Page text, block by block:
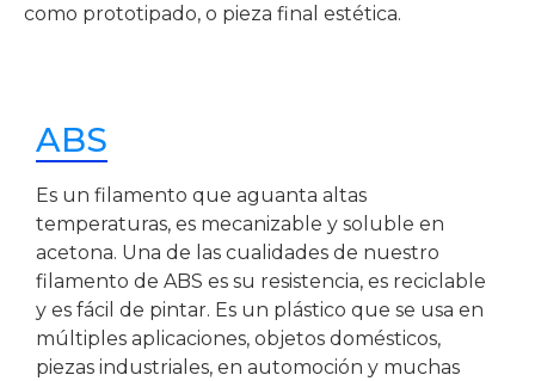
como prototipado, o pieza final estética.
ABS
Es un filamento que aguanta altas
temperaturas, es mecanizable y soluble en
acetona. Una de las cualidades de nuestro
filamento de ABS es su resistencia, es reciclable
y es fácil de pintar. Es un plástico que se usa en
múltiples aplicaciones, objetos domésticos,
piezas industriales, en automoción y muchas